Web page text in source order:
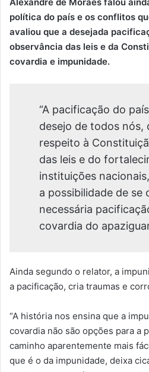
Alexandre de Moraes falou
política do país e os conflitos
avaliou que a desejada
observância das leis e da
covardia e impunidade.
“A pacificação do
desejo de todos nós,
respeito à
das leis e do
instituições
a possibilidade de se
necessária
covardia do
Ainda segundo o relator, a
a pacificação, cria traumas e
“A história nos ensina que a
covardia não são opções para a
caminho aparentemente mais
que é o da impunidade, deixa